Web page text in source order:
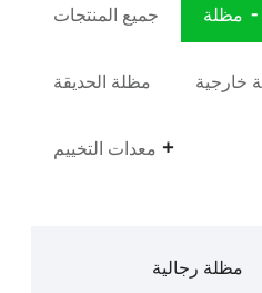
جميع المنتجات مظلة
مظلة الحديقة خارجية
معدات التخييم
مظلة رجالية